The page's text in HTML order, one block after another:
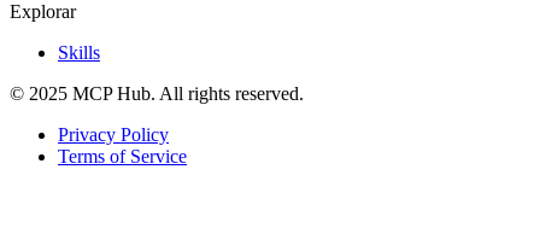
Explorar
Skills
© 2025 MCP Hub. All rights reserved.
Privacy Policy
Terms of Service